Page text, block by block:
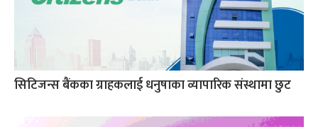
सिटिजन्स बैंकका ग्राहकलाई धनुषाका व्यापारिक संस्थामा छुट